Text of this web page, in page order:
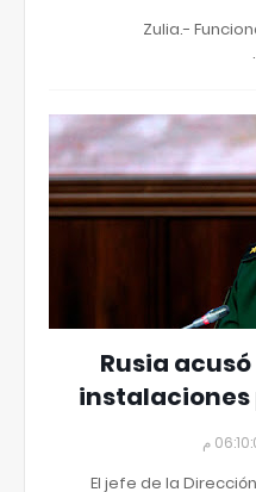
Zulia.-
Rusia acusó
instalaciones
El jefe de la